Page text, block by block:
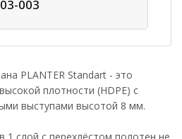
003
PLANTER Standart - это
плотности (НDPE) с
выступами высотой 8 мм.